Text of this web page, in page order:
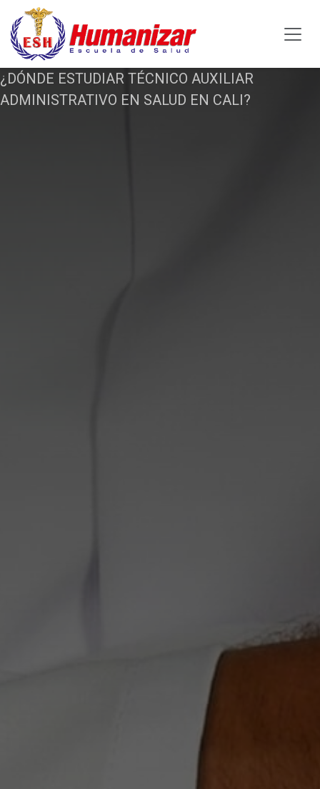
Ir al contenido
¿DÓNDE ESTUDIAR TÉCNICO AUXILIAR
ADMINISTRATIVO EN SALUD EN CALI?